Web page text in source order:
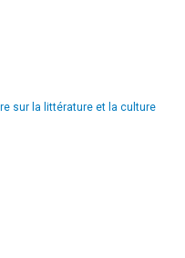
sur la littérature et la culture